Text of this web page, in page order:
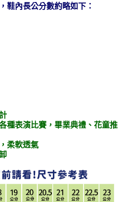
鞋內長公分數約略如下：
種表演比賽，畢業典禮、花童推
柔軟透氣